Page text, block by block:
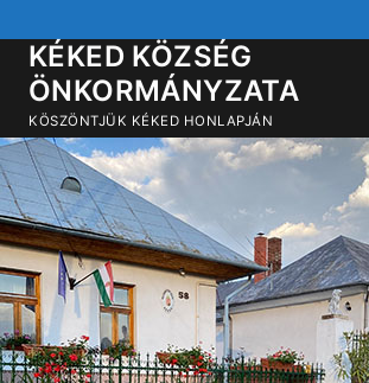
a
tartalomra
KÉKED KÖZSÉG
ÖNKORMÁNYZATA
KÖSZÖNTJÜK KÉKED HONLAPJÁN